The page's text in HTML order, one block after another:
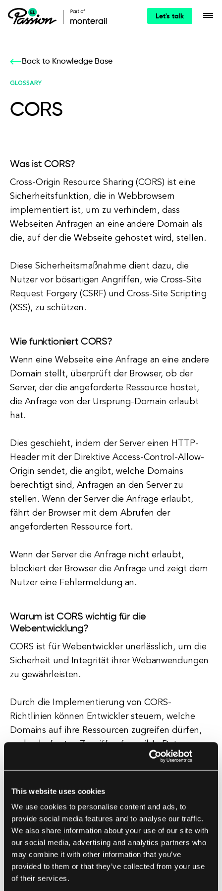
This website uses cookies
We use cookies to personalise content and ads, to
provide social media features and to analyse our traffic.
We also share information about your use of our site with
our social media, advertising and analytics partners who
may combine it with other information that you’ve
provided to them or that they’ve collected from your use
of their services.
Let's talk
Back to Knowledge Base
GLOSSARY
CORS
Was ist CORS?
Cross-Origin Resource Sharing (CORS) ist eine
Sicherheitsfunktion, die in Webbrowsern
implementiert ist, um zu verhindern, dass
Webseiten Anfragen an eine andere Domain als
die, auf der die Webseite gehostet wird, stellen.
Diese Sicherheitsmaßnahme dient dazu, die
Nutzer vor bösartigen Angriffen, wie Cross-Site
Request Forgery (CSRF) und Cross-Site Scripting
(XSS), zu schützen.
Wie funktioniert CORS?
Wenn eine Webseite eine Anfrage an eine andere
Domain stellt, überprüft der Browser, ob der
Server, der die angeforderte Ressource hostet,
die Anfrage von der Ursprung-Domain erlaubt
hat.
Dies geschieht, indem der Server einen HTTP-
Header mit der Direktive Access-Control-Allow-
Origin sendet, die angibt, welche Domains
berechtigt sind, Anfragen an den Server zu
stellen. Wenn der Server die Anfrage erlaubt,
fährt der Browser mit dem Abrufen der
angeforderten Ressource fort.
Wenn der Server die Anfrage nicht erlaubt,
blockiert der Browser die Anfrage und zeigt dem
Nutzer eine Fehlermeldung an.
Warum ist CORS wichtig für die
Webentwicklung?
CORS ist für Webentwickler unerlässlich, um die
Sicherheit und Integrität ihrer Webanwendungen
zu gewährleisten.
Durch die Implementierung von CORS-
Richtlinien können Entwickler steuern, welche
Domains auf ihre Ressourcen zugreifen dürfen,
und unbefugten Zugriff auf sensible Daten
verhindern. Darüber hinaus ermöglicht CORS
Entwicklern, interaktive und dynamische
Webanwendungen zu erstellen, indem es Cross-
Schriftarten und Bilder ermöglicht.
Diese Funktionalität ist entscheidend für die
Schaffung nahtloser Benutzererlebnisse und die
Integration von Drittanbieter-Diensten in
Webanwendungen.